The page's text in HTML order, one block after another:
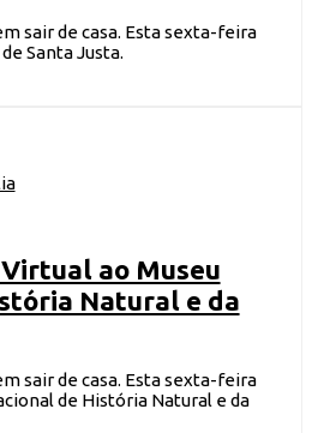
sair de casa. Esta sexta-feira
Santa Justa.
ao Museu
Natural e da
sair de casa. Esta sexta-feira
de História Natural e da